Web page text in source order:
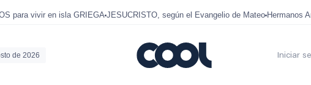
para vivir en isla GRIEGA JESUCRISTO, según el Evangelio de Mateo Hermanos
de 2026 Iniciar